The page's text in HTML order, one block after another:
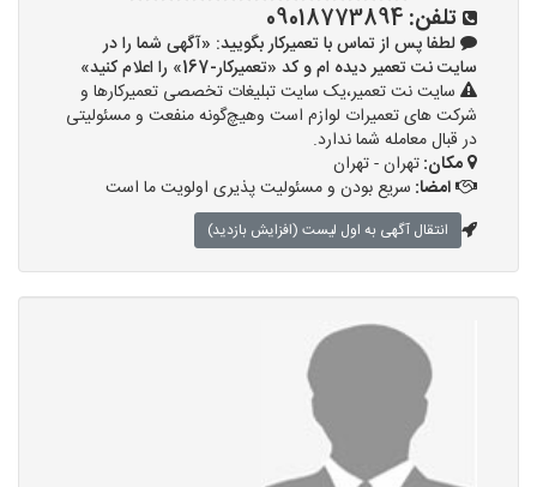
تلفن: 09018773894
لطفا پس از تماس با تعمیرکار بگویید: «آگهی شما را در
سایت نت تعمیر دیده ام و کد «تعمیرکار-167» را اعلام کنید»
سایت نت تعمیر،یک سایت تبلیغات تخصصی تعمیرکارها و
شرکت های تعمیرات لوازم است وهیچ‌گونه منفعت و مسئولیتی
در قبال معامله شما ندارد.
مکان:تهران - تهران
امضا: سریع بودن و مسئولیت پذیری اولویت ما است
انتقال آگهی به اول لیست (افزایش بازدید)